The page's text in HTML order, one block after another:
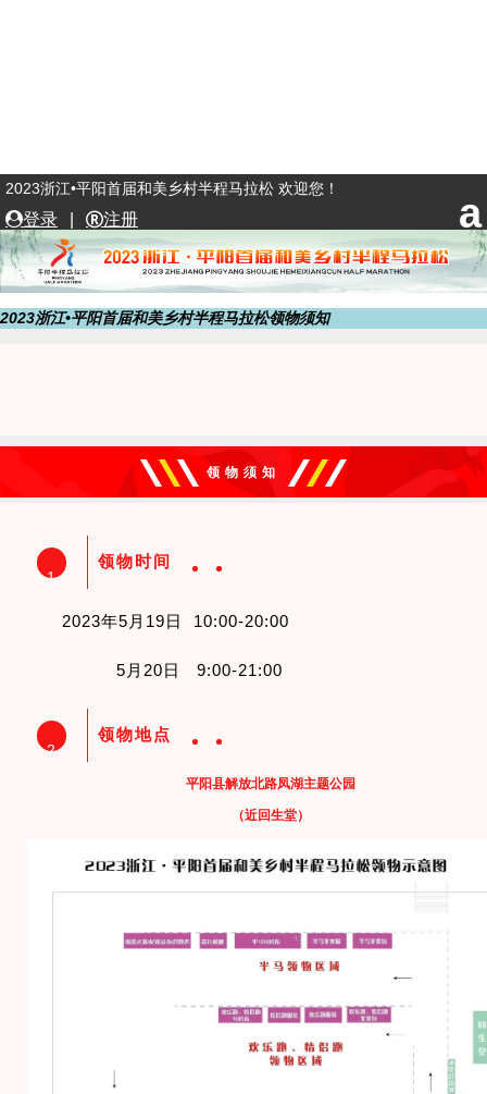
2023浙江•平阳首届和美乡村半程马拉松 欢迎您！
登录
注册
2023浙江•平阳首届和美乡村半程马拉松领物须知
领物须知
1
领物时间
2023年5月19日 10:00-20:00
5月20日 9:00-21:00
2
领物地点
平阳县解放北路凤湖主题公园
（近回生堂）